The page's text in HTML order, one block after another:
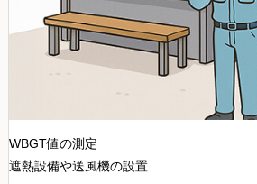
WBGT値の測定
遮熱設備や送風機の設置